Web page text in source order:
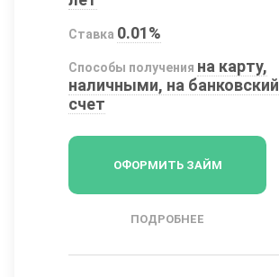
Ставка 0.01%
Способы получения на карту,
наличными, на банковский
счет
ОФОРМИТЬ ЗАЙМ
ПОДРОБНЕЕ